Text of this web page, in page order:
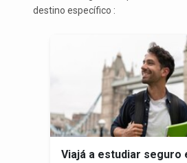
destino específico :
Viajá a estudiar seguro